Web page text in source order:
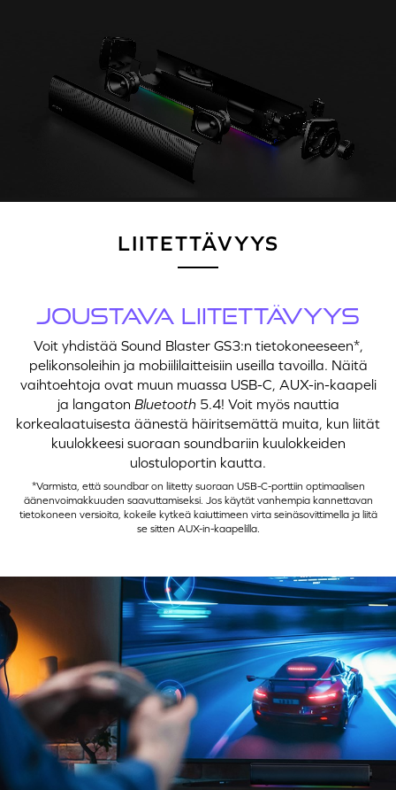
LIITETTÄVYYS
JOUSTAVA LIITETTÄVYYS
Voit yhdistää Sound Blaster GS3:n tietokoneeseen*,
pelikonsoleihin ja mobiililaitteisiin useilla tavoilla. Näitä
vaihtoehtoja ovat muun muassa USB-C, AUX-in-kaapeli
ja langaton Bluetooth5.4! Voit myös nauttia
korkealaatuisesta äänestä häiritsemättä muita, kun liität
kuulokkeesi suoraan soundbariin kuulokkeiden
ulostuloportin kautta.
*Varmista, että soundbar on liitetty suoraan USB-C-porttiin optimaalisen
äänenvoimakkuuden saavuttamiseksi. Jos käytät vanhempia kannettavan
tietokoneen versioita, kokeile kytkeä kaiuttimeen virta seinäsovittimella ja liitä
se sitten AUX-in-kaapelilla.